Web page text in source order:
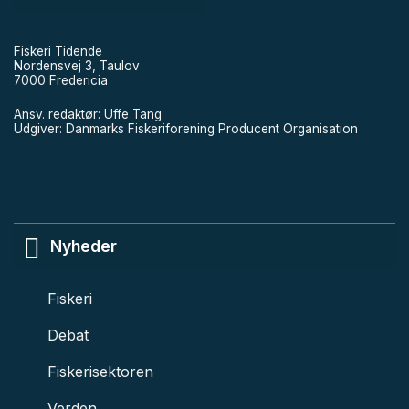
Fiskeri Tidende
Nordensvej 3, Taulov
7000 Fredericia
Ansv. redaktør: Uffe Tang
Udgiver: Danmarks Fiskeriforening Producent Organisation
Nyheder
Fiskeri
Debat
Fiskerisektoren